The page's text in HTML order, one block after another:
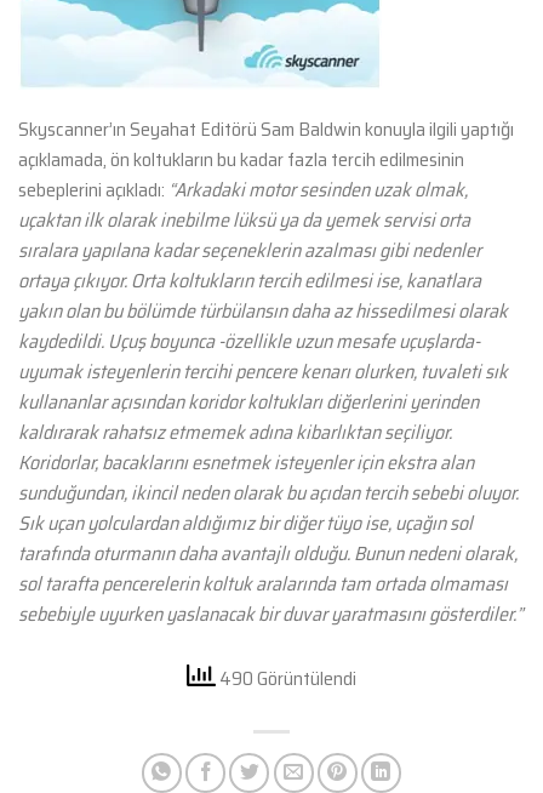
Skyscanner’ın Seyahat Editörü Sam Baldwin konuyla ilgili yaptığı
açıklamada, ön koltukların bu kadar fazla tercih edilmesinin
sebeplerini açıkladı: “Arkadaki motor sesinden uzak olmak,
uçaktan ilk olarak inebilme lüksü ya da yemek servisi orta
sıralara yapılana kadar seçeneklerin azalması gibi nedenler
ortaya çıkıyor. Orta koltukların tercih edilmesi ise, kanatlara
yakın olan bu bölümde türbülansın daha az hissedilmesi olarak
kaydedildi. Uçuş boyunca -özellikle uzun mesafe uçuşlarda-
uyumak isteyenlerin tercihi pencere kenarı olurken, tuvaleti sık
kullananlar açısından koridor koltukları diğerlerini yerinden
kaldırarak rahatsız etmemek adına kibarlıktan seçiliyor.
Koridorlar, bacaklarını esnetmek isteyenler için ekstra alan
sunduğundan, ikincil neden olarak bu açıdan tercih sebebi oluyor.
Sık uçan yolculardan aldığımız bir diğer tüyo ise, uçağın sol
tarafında oturmanın daha avantajlı olduğu. Bunun nedeni olarak,
sol tarafta pencerelerin koltuk aralarında tam ortada olmaması
sebebiyle uyurken yaslanacak bir duvar yaratmasını gösterdiler.”
490 Görüntülendi